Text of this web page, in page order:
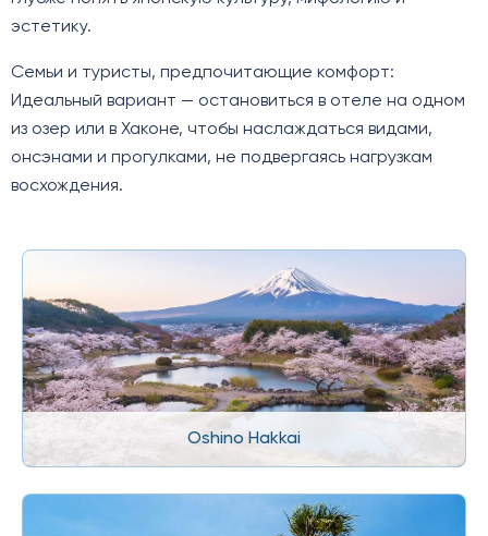
эстетику.
Семьи и туристы, предпочитающие комфорт:
Идеальный вариант — остановиться в отеле на одном
из озер или в Хаконе, чтобы наслаждаться видами,
онсэнами и прогулками, не подвергаясь нагрузкам
восхождения.
Oshino Hakkai